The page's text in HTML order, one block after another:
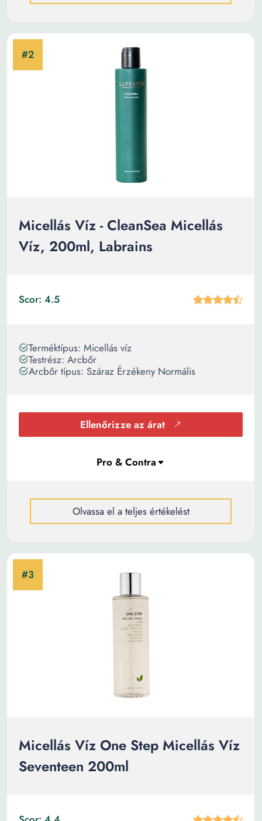
Micellás Víz - CleanSea Micellás
Víz, 200ml, Labrains
Scor: 4.5
Terméktípus: Micellás víz
Testrész: Arcbőr
Arcbőr típus: Száraz Érzékeny Normális
Ellenőrizze az árat
Olvassa el a teljes értékelést
Micellás Víz One Step Micellás Víz
Seventeen 200ml